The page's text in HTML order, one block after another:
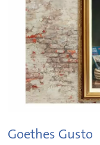
Goethes Gusto